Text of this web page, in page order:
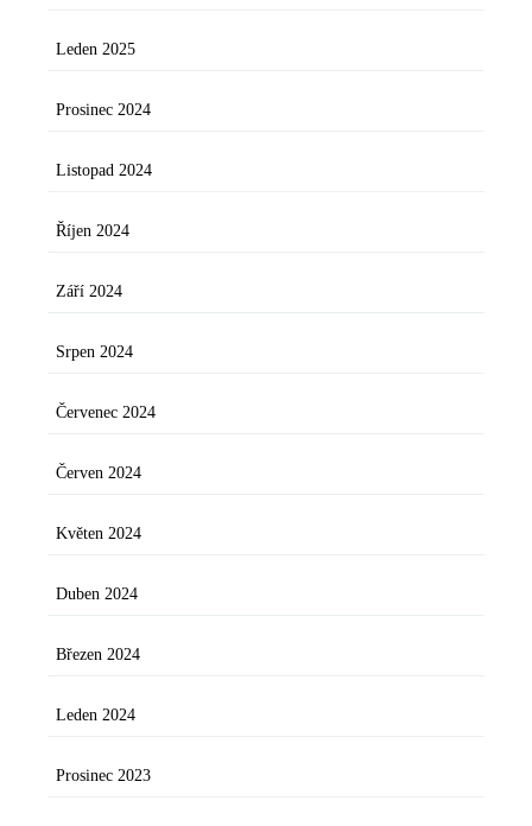
Leden 2025
Prosinec 2024
Listopad 2024
Říjen 2024
Září 2024
Srpen 2024
Červenec 2024
Červen 2024
Květen 2024
Duben 2024
Březen 2024
Leden 2024
Prosinec 2023